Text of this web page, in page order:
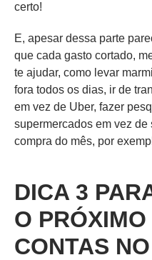
certo!
E, apesar dessa parte
que cada gasto cortado,
te ajudar, como levar
fora todos os dias, ir de
em vez de Uber, fazer
supermercados em vez de
compra do mês, por
DICA 3
O
CONTAS